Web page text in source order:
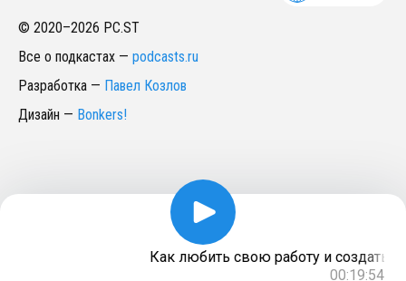
© 2020–2026 PC.ST
Все о подкастах — podcasts.ru
Разработка — Павел Козлов
Дизайн — Bonkers!
Как любить свою работу и создать
00:19:54